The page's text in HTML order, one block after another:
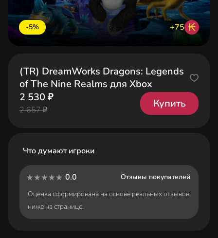
-5% +75 ₭
(TR) DreamWorks Dragons: Legends
of The Nine Realms для Xbox
2 530 ₽
2 657 ₽
Купить
Что думают игроки
0.0
Отзывы покупателей
Оценка сформирована на основе реальных отзывов
ниже на странице.